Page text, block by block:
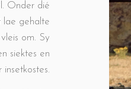
Onder dié
lae gehalte
om. Sy
siektes en